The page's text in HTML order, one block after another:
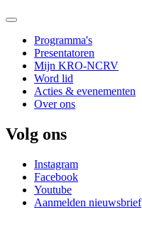
Programma's
Presentatoren
Mijn KRO-NCRV
Word lid
Acties & evenementen
Over ons
Volg ons
Instagram
Facebook
Youtube
Aanmelden nieuwsbrief